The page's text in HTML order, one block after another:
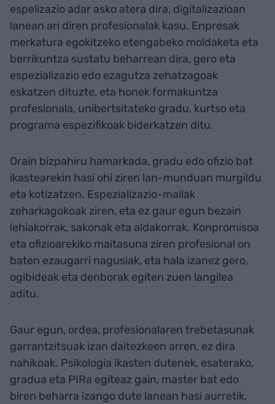
espelizazio adar asko atera dira, digitalizazioan
lanean ari diren profesionalak kasu. Enpresak
merkatura egokitzeko etengabeko moldaketa eta
berrikuntza sustatu beharrean dira, gero eta
espezializazio edo ezagutza zehatzagoak
eskatzen dituzte, eta honek formakuntza
profesionala, unibertsitateko gradu, kurtso eta
programa espezifikoak biderkatzen ditu.
Orain bizpahiru hamarkada, gradu edo ofizio bat
ikastearekin hasi ohi ziren lan-munduan murgildu
eta kotizatzen. Espezializazio-mailak
zeharkagokoak ziren, eta ez gaur egun bezain
lehiakorrak, sakonak eta aldakorrak. Konpromisoa
eta ofizioarekiko maitasuna ziren profesional on
baten ezaugarri nagusiak, eta hala izanez gero,
ogibideak eta denborak egiten zuen langilea
aditu.
Gaur egun, ordea, profesionalaren trebetasunak
garrantzitsuak izan daitezkeen arren, ez dira
nahikoak. Psikologia ikasten dutenek, esaterako,
gradua eta PIRa egiteaz gain, master bat edo
biren beharra izango dute lanean hasi aurretik,